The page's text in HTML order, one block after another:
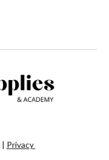
| Privacy